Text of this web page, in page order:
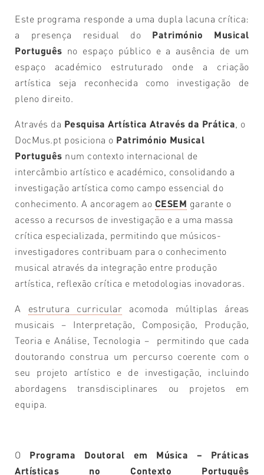
Este programa responde a uma dupla lacuna crítica:
a presença residual do Património Musical
Português no espaço público e a ausência de um
espaço académico estruturado onde a criação
artística seja reconhecida como investigação de
pleno direito.
Através da Pesquisa Artística Através da Prática , o
DocMus.pt posiciona o Património Musical
Português num contexto internacional de
intercâmbio artístico e académico, consolidando a
investigação artística como campo essencial do
conhecimento. A ancoragem ao CESEM garante o
acesso a recursos de investigação e a uma massa
crítica especializada, permitindo que músicos-
investigadores contribuam para o conhecimento
musical através da integração entre produção
artística, reflexão crítica e metodologias inovadoras.
A estrutura curricular acomoda múltiplas áreas
musicais – Interpretação, Composição, Produção,
Teoria e Análise, Tecnologia – permitindo que cada
doutorando construa um percurso coerente com o
seu projeto artístico e de investigação, incluindo
abordagens transdisciplinares ou projetos em
equipa.
O Programa Doutoral em Música – Práticas
Artísticas no Contexto Português